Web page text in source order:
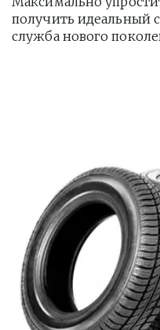
получить идеальный
служба нового